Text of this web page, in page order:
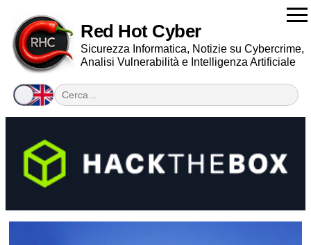
Red Hot Cyber
Sicurezza Informatica, Notizie su Cybercrime,
Analisi Vulnerabilità e Intelligenza Artificiale